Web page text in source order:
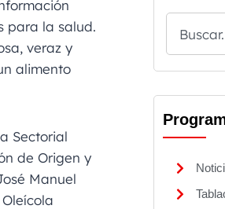
para la salud.
veraz y
alimento
Sectorial
de Origen y
Manuel